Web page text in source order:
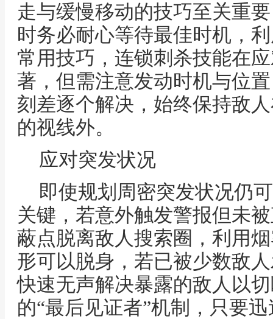
走与缓慢移动的技巧至关重
时务必耐心等待最佳时机，
常用技巧，连锁刺杀技能在
著，但需注意发动时机与位
刻差逐个解决，始终保持敌
的视线外。
应对突发状况
即使规划周密突发状况仍
关键，若意外触发警报但未
蔽点脱离敌人搜索圈，利用
形可以脱身，若已被少数敌
快速无声解决暴露的敌人以
的“最后见证者”机制，只要